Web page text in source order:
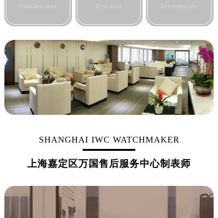
Polished area Rest area Refreshments
SHANGHAI IWC WATCHMAKER
上海嘉定区万国售后服务中心制表师